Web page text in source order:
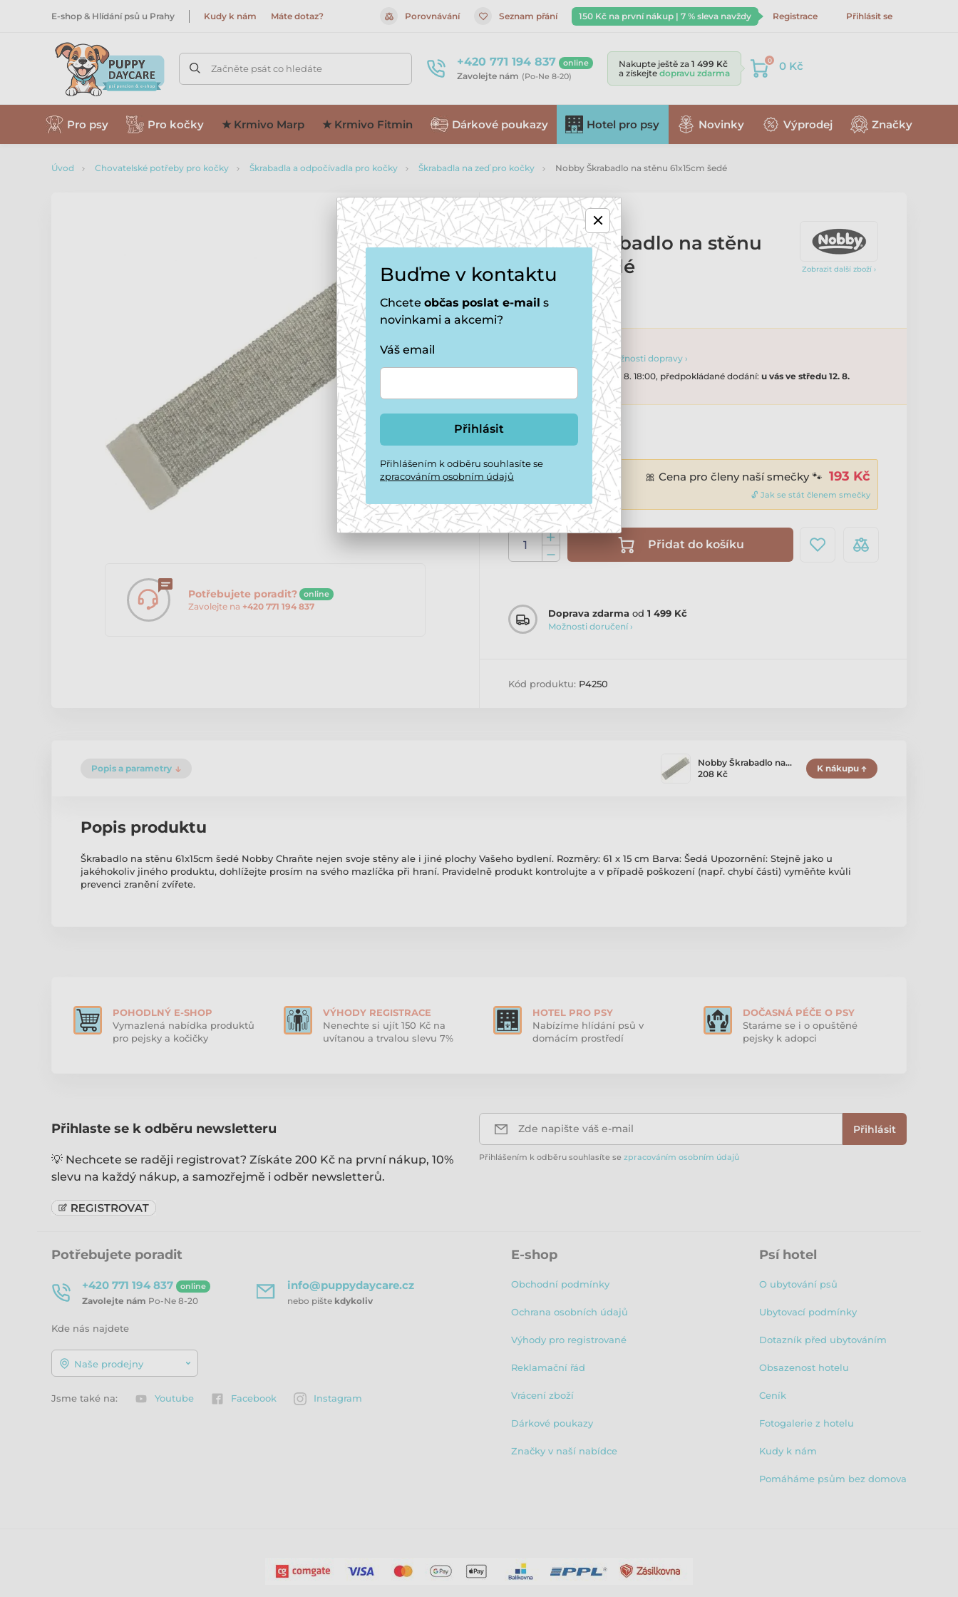
E-shop & Hlídání psů u Prahy Kudy k nám Máte dotaz? Porovnávání Seznam přání 150 Kč na první nákup | 7 % sleva navždy Registrace Přihlásit se
Začněte psát co hledáte +420 771 194 837 online
Zavolejte nám (Po-Ne 8-20)
Nakupte ještě za 1 499 Kč
a získejte dopravu zdarma
0 0 Kč
Pro psy Pro kočky ★ Krmivo Marp ★ Krmivo Fitmin Dárkové poukazy Hotel pro psy Novinky Výprodej Značky
Úvod Chovatelské potřeby pro kočky Škrabadla a odpočívadla pro kočky Škrabadla na zeď pro kočky Nobby Škrabadlo na stěnu 61x15cm šedé
Zobrazit další zboží ›
Potřebujete poradit? online
Zavolejte na +420 771 194 837
Nobby Škrabadlo na stěnu
61x15cm šedé
Více informací ›
Možnosti dopravy ›
Objednávky do 11. 8. 18:00, předpokládané dodání: u vás ve středu 12. 8.
🎀 Cena pro členy naší smečky 🐾 193 Kč
🔓 Jak se stát členem smečky
Přidat do košíku
Doprava zdarma od 1 499 Kč
Možnosti doručení ›
Kód produktu: P4250
Popis a parametry
Nobby Škrabadlo na…
208 Kč
K nákupu
Popis produktu
Škrabadlo na stěnu 61x15cm šedé Nobby Chraňte nejen svoje stěny ale i jiné plochy Vašeho bydlení. Rozměry: 61 x 15 cm Barva: Šedá Upozornění: Stejně jako u
jakéhokoliv jiného produktu, dohlížejte prosím na svého mazlíčka při hraní. Pravidelně produkt kontrolujte a v případě poškození (např. chybí části) vyměňte kvůli
prevenci zranění zvířete.
POHODLNÝ E-SHOP
Vymazlená nabídka produktů
pro pejsky a kočičky
VÝHODY REGISTRACE
Nenechte si ujít 150 Kč na
uvítanou a trvalou slevu 7%
HOTEL PRO PSY
Nabízíme hlídání psů v
domácím prostředí
DOČASNÁ PÉČE O PSY
Staráme se i o opuštěné
pejsky k adopci
Přihlaste se k odběru newsletteru
💡 Nechcete se raději registrovat? Získáte 200 Kč na první nákup, 10%
slevu na každý nákup, a samozřejmě i odběr newsletterů.
Zde napište váš e-mail Přihlásit
Přihlášením k odběru souhlasíte se zpracováním osobním údajů
Potřebujete poradit
+420 771 194 837 online
Zavolejte nám Po-Ne 8-20
info@puppydaycare.cz
nebo pište kdykoliv
Kde nás najdete
Naše prodejny
Jsme také na: Youtube Facebook Instagram
E-shop
Obchodní podmínky
Ochrana osobních údajů
Výhody pro registrované
Reklamační řád
Vrácení zboží
Dárkové poukazy
Značky v naší nabídce
Psí hotel
O ubytování psů
Ubytovací podmínky
Dotazník před ubytováním
Obsazenost hotelu
Ceník
Fotogalerie z hotelu
Kudy k nám
Pomáháme psům bez domova
Buďme v kontaktu
Chcete občas poslat e-mail s
novinkami a akcemi?
Váš email
Přihlásit
Přihlášením k odběru souhlasíte se
zpracováním osobním údajů